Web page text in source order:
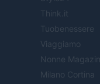
Think.it
Tuobenessere
Viaggiamo
Nonne
Milano Cortina